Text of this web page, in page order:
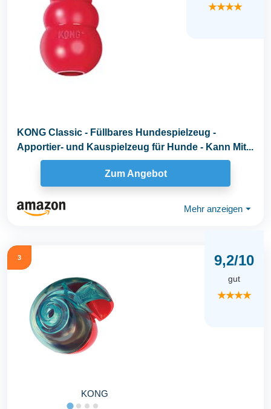
★★★★
KONG Classic - Füllbares Hundespielzeug -
Apportier- und Kauspielzeug für Hunde - Kann Mit...
Zum Angebot
Mehr anzeigen ⏷
3
KONG
9,2/10
gut
★★★★